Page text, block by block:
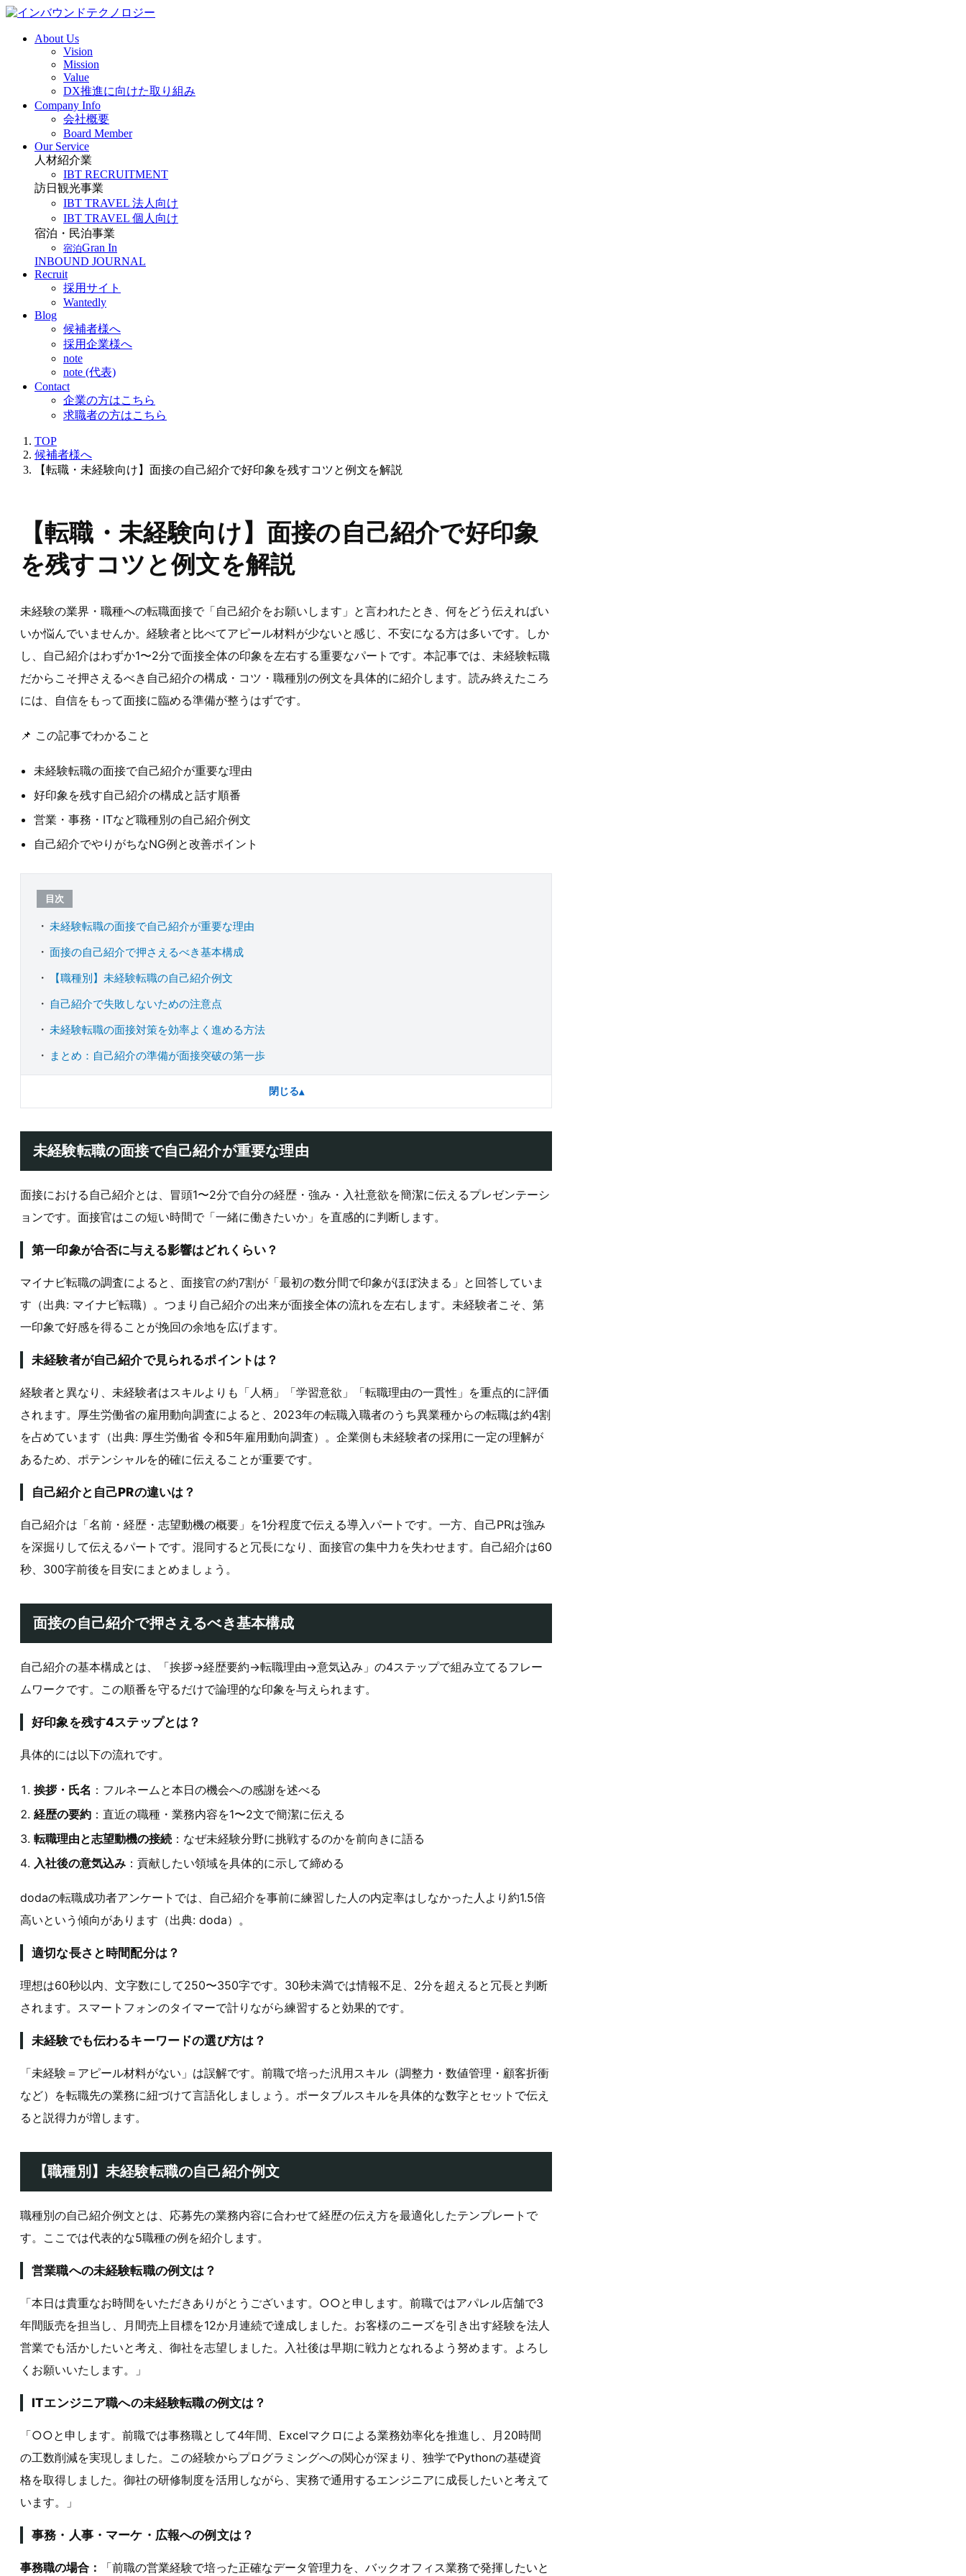
About Us
Vision
Mission
Value
DX推進に向けた取り組み
Company Info
会社概要
Board Member
Our Service
人材紹介業
IBT RECRUITMENT
訪日観光事業
IBT TRAVEL 法人向け
IBT TRAVEL 個人向け
宿泊・民泊事業
宿泊Gran In
INBOUND JOURNAL
Recruit
採用サイト
Wantedly
Blog
候補者様へ
採用企業様へ
note
note (代表)
Contact
企業の方はこちら
求職者の方はこちら
TOP
候補者様へ
【転職・未経験向け】面接の自己紹介で好印象を残すコツと例文を解説
【転職・未経験向け】面接の自己紹介で好印象
を残すコツと例文を解説
未経験の業界・職種への転職面接で「自己紹介をお願いします」と言われたとき、何をどう伝えればい
いか悩んでいませんか。経験者と比べてアピール材料が少ないと感じ、不安になる方は多いです。しか
し、自己紹介はわずか1〜2分で面接全体の印象を左右する重要なパートです。本記事では、未経験転職
だからこそ押さえるべき自己紹介の構成・コツ・職種別の例文を具体的に紹介します。読み終えたころ
には、自信をもって面接に臨める準備が整うはずです。
📌 この記事でわかること
未経験転職の面接で自己紹介が重要な理由
好印象を残す自己紹介の構成と話す順番
営業・事務・ITなど職種別の自己紹介例文
自己紹介でやりがちなNG例と改善ポイント
目次
未経験転職の面接で自己紹介が重要な理由
面接の自己紹介で押さえるべき基本構成
【職種別】未経験転職の自己紹介例文
自己紹介で失敗しないための注意点
未経験転職の面接対策を効率よく進める方法
まとめ：自己紹介の準備が面接突破の第一歩
閉じる▴
未経験転職の面接で自己紹介が重要な理由
面接における自己紹介とは、冒頭1〜2分で自分の経歴・強み・入社意欲を簡潔に伝えるプレゼンテーシ
ョンです。面接官はこの短い時間で「一緒に働きたいか」を直感的に判断します。
第一印象が合否に与える影響はどれくらい？
マイナビ転職の調査によると、面接官の約7割が「最初の数分間で印象がほぼ決まる」と回答していま
す（出典: マイナビ転職）。つまり自己紹介の出来が面接全体の流れを左右します。未経験者こそ、第
一印象で好感を得ることが挽回の余地を広げます。
未経験者が自己紹介で見られるポイントは？
経験者と異なり、未経験者はスキルよりも「人柄」「学習意欲」「転職理由の一貫性」を重点的に評価
されます。厚生労働省の雇用動向調査によると、2023年の転職入職者のうち異業種からの転職は約4割
を占めています（出典: 厚生労働省 令和5年雇用動向調査）。企業側も未経験者の採用に一定の理解が
あるため、ポテンシャルを的確に伝えることが重要です。
自己紹介と自己PRの違いは？
自己紹介は「名前・経歴・志望動機の概要」を1分程度で伝える導入パートです。一方、自己PRは強み
を深掘りして伝えるパートです。混同すると冗長になり、面接官の集中力を失わせます。自己紹介は60
秒、300字前後を目安にまとめましょう。
面接の自己紹介で押さえるべき基本構成
自己紹介の基本構成とは、「挨拶→経歴要約→転職理由→意気込み」の4ステップで組み立てるフレー
ムワークです。この順番を守るだけで論理的な印象を与えられます。
好印象を残す4ステップとは？
具体的には以下の流れです。
挨拶・氏名 ：フルネームと本日の機会への感謝を述べる
経歴の要約 ：直近の職種・業務内容を1〜2文で簡潔に伝える
転職理由と志望動機の接続 ：なぜ未経験分野に挑戦するのかを前向きに語る
入社後の意気込み ：貢献したい領域を具体的に示して締める
dodaの転職成功者アンケートでは、自己紹介を事前に練習した人の内定率はしなかった人より約1.5倍
高いという傾向があります（出典: doda）。
適切な長さと時間配分は？
理想は60秒以内、文字数にして250〜350字です。30秒未満では情報不足、2分を超えると冗長と判断
されます。スマートフォンのタイマーで計りながら練習すると効果的です。
未経験でも伝わるキーワードの選び方は？
「未経験＝アピール材料がない」は誤解です。前職で培った汎用スキル（調整力・数値管理・顧客折衝
など）を転職先の業務に紐づけて言語化しましょう。ポータブルスキルを具体的な数字とセットで伝え
ると説得力が増します。
【職種別】未経験転職の自己紹介例文
職種別の自己紹介例文とは、応募先の業務内容に合わせて経歴の伝え方を最適化したテンプレートで
す。ここでは代表的な5職種の例を紹介します。
営業職への未経験転職の例文は？
「本日は貴重なお時間をいただきありがとうございます。○○と申します。前職ではアパレル店舗で3
年間販売を担当し、月間売上目標を12か月連続で達成しました。お客様のニーズを引き出す経験を法人
営業でも活かしたいと考え、御社を志望しました。入社後は早期に戦力となれるよう努めます。よろし
くお願いいたします。」
ITエンジニア職への未経験転職の例文は？
「○○と申します。前職では事務職として4年間、Excelマクロによる業務効率化を推進し、月20時間
の工数削減を実現しました。この経験からプログラミングへの関心が深まり、独学でPythonの基礎資
格を取得しました。御社の研修制度を活用しながら、実務で通用するエンジニアに成長したいと考えて
います。」
事務・人事・マーケ・広報への例文は？
事務職の場合： 「前職の営業経験で培った正確なデータ管理力を、バックオフィス業務で発揮したいと